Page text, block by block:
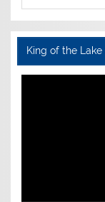
King of the Lake